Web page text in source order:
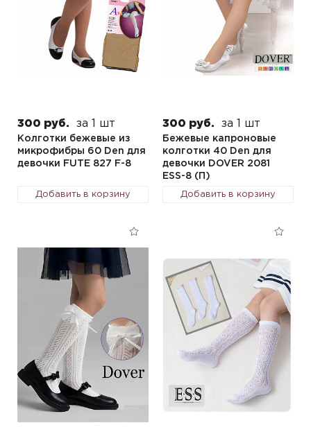
300 руб. за 1 шт
Колготки бежевые из
микрофибры 60 Den для
девочки FUTE 827 F-8
Добавить в корзину
300 руб. за 1 шт
Бежевые капроновые
колготки 40 Den для
девочки DOVER 2081
ESS-8 (П)
Добавить в корзину